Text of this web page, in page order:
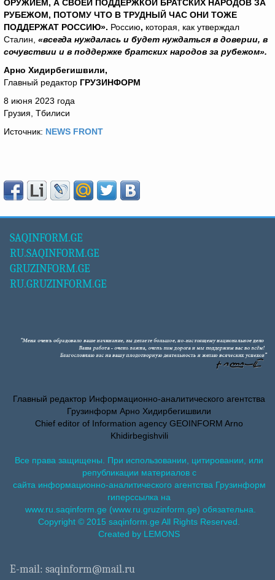
ОРУЖИЕМ, А СВОЕЙ ПОДДЕРЖКОЙ БРАТСКИХ НАРОДОВ ЗА
РУБЕЖОМ, ПОТОМУ ЧТО В ТРУДНЫЙ ЧАС ОНИ ТОЖЕ
ПОДДЕРЖАТ РОССИЮ». Россию, которая, как утверждал
Сталин, «всегда нуждалась и будет нуждаться в доверии, в
сочувствии и в поддержке братских народов за рубежом».
Арно Хидирбегишвили,
Главный редактор ГРУЗИНФОРМ
8 июня 2023 года
Грузия, Тбилиси
Источник: NEWS FRONT
SAQINFORM.GE
RU.SAQINFORM.GE
GRUZINFORM.GE
RU.GRUZINFORM.GE
Главный редактор Информационно-аналитического агентства
Грузинформ Арно Хидирбегишвили
Chief editor of Information agency GEOINFORM Arno
Khidirbegishvili
Все права защищены. При использовании, цитировании, или
републикации материалов с
сайта информационно-аналитического агентства Грузинформ
гиперссылка на
www.ru.saqinform.ge (www.ru.gruzinform.ge) обязательна.
Copyright © 2015 saqinform.ge All Rights Reserved.
Created by LEMONS
E-mail: saqinform@mail.ru